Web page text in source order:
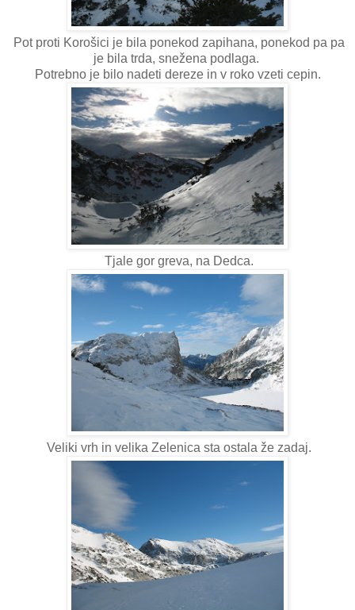
Pot proti Korošici je bila ponekod zapihana, ponekod pa pa
je bila trda, snežena podlaga.
Potrebno je bilo nadeti dereze in v roko vzeti cepin.
Tjale gor greva, na Dedca.
Veliki vrh in velika Zelenica sta ostala že zadaj.